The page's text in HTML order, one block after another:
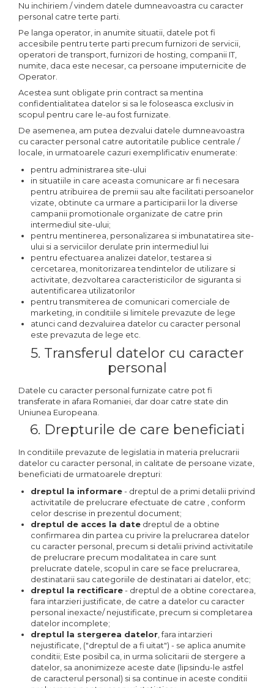
Nu inchiriem / vindem datele dumneavoastra cu caracter
personal catre terte parti.
Pe langa operator, in anumite situatii, datele pot fi
accesibile pentru terte parti precum furnizori de servicii,
operatori de transport, furnizori de hosting, companii IT,
numite, daca este necesar, ca persoane imputernicite de
Operator.
Acestea sunt obligate prin contract sa mentina
confidentialitatea datelor si sa le foloseasca exclusiv in
scopul pentru care le-au fost furnizate.
De asemenea, am putea dezvalui datele dumneavoastra
cu caracter personal catre autoritatile publice centrale /
locale, in urmatoarele cazuri exemplificativ enumerate:
pentru administrarea site-ului
in situatiile in care aceasta comunicare ar fi necesara
pentru atribuirea de premii sau alte facilitati persoanelor
vizate, obtinute ca urmare a participarii lor la diverse
campanii promotionale organizate de catre prin
intermediul site-ului;
pentru mentinerea, personalizarea si imbunatatirea site-
ului si a serviciilor derulate prin intermediul lui
pentru efectuarea analizei datelor, testarea si
cercetarea, monitorizarea tendintelor de utilizare si
activitate, dezvoltarea caracteristicilor de siguranta si
autentificarea utilizatorilor
pentru transmiterea de comunicari comerciale de
marketing, in conditiile si limitele prevazute de lege
atunci cand dezvaluirea datelor cu caracter personal
este prevazuta de lege etc.
5. Transferul datelor cu caracter
personal
Datele cu caracter personal furnizate catre pot fi
transferate in afara Romaniei, dar doar catre state din
Uniunea Europeana.
6. Drepturile de care beneficiati
In conditiile prevazute de legislatia in materia prelucrarii
datelor cu caracter personal, in calitate de persoane vizate,
beneficiati de urmatoarele drepturi:
dreptul la informare- dreptul de a primi detalii privind
activitatile de prelucrare efectuate de catre , conform
celor descrise in prezentul document;
dreptul de acces la date dreptul de a obtine
confirmarea din partea cu privire la prelucrarea datelor
cu caracter personal, precum si detalii privind activitatile
de prelucrare precum modalitatea in care sunt
prelucrate datele, scopul in care se face prelucrarea,
destinatarii sau categoriile de destinatari ai datelor, etc;
dreptul la rectificare- dreptul de a obtine corectarea,
fara intarzieri justificate, de catre a datelor cu caracter
personal inexacte/ nejustificate, precum si completarea
datelor incomplete;
dreptul la stergerea datelor, fara intarzieri
nejustificate, ("dreptul de a fi uitat") - se aplica anumite
conditii; Este posibil ca, in urma solicitarii de stergere a
datelor, sa anonimizeze aceste date (lipsindu-le astfel
de caracterul personal) si sa continue in aceste conditii